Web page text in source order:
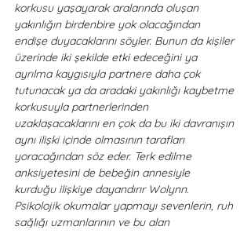
korkusu yaşayarak aralarında oluşan
yakınlığın birdenbire yok olacağından
endişe duyacaklarını söyler. Bunun da kişiler
üzerinde iki şekilde etki edeceğini ya
ayrılma kaygısıyla partnere daha çok
tutunacak ya da aradaki yakınlığı kaybetme
korkusuyla partnerlerinden
uzaklaşacaklarını en çok da bu iki davranışın
aynı ilişki içinde olmasının tarafları
yoracağından söz eder. Terk edilme
anksiyetesini de bebeğin annesiyle
kurduğu ilişkiye dayandırır Wolynn.
Psikolojik okumalar yapmayı sevenlerin, ruh
sağlığı uzmanlarının ve bu alan